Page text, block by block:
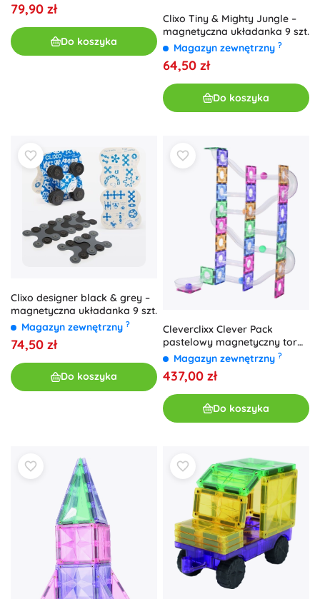
79,90 zł
Do koszyka
Clixo Tiny & Mighty Jungle –
magnetyczna układanka 9 szt.
Magazyn zewnętrzny ?
64,50 zł
Do koszyka
Clixo designer black & grey –
magnetyczna układanka 9 szt.
Magazyn zewnętrzny ?
74,50 zł
Do koszyka
Cleverclixx Clever Pack
pastelowy magnetyczny tor
kulkowy 110 szt.
Magazyn zewnętrzny ?
437,00 zł
Do koszyka